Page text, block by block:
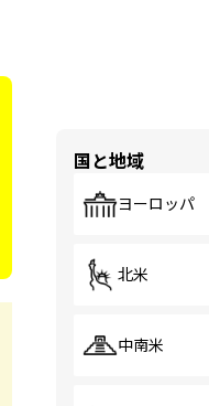
国と地域
ヨーロッパ
北米
中南米